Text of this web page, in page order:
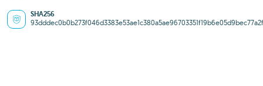
SHA256